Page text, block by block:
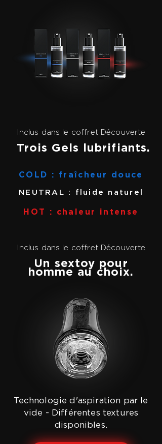
Inclus dans le coffret Découverte
Trois Gels lubrifiants.
COLD : fraîcheur douce
NEUTRAL : fluide naturel
HOT : chaleur intense
Inclus dans le coffret Découverte
Un sextoy pour
homme au choix.
Technologie d'aspiration par le
vide - Différentes textures
disponibles.